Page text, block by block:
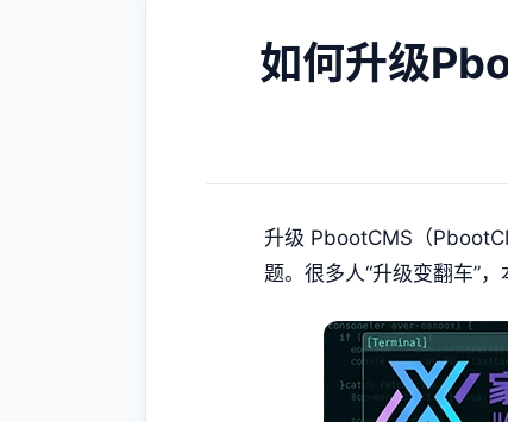
如何升级
升级 PbootCMS（
题。很多人“升级变翻车”